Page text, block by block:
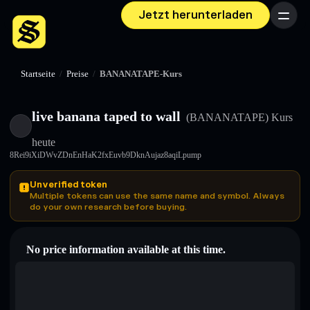
Jetzt herunterladen Menü
Startseite / Preise / BANANATAPE-Kurs
live banana taped to wall (BANANATAPE)Kurs
heute
8Rei9iXiDWvZDnEnHaK2fxEuvb9DknAujaz8aqiLpump
Unverified token
Multiple tokens can use the same name and symbol. Always
do your own research before buying.
No price information available at this time.